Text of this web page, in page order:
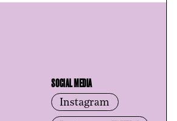
SOCIAL MEDIA
Instagram